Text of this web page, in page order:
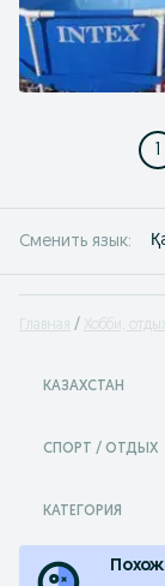
1
Сменить язык:
Главная Хобби,
КАЗАХСТАН
СПОРТ / ОТДЫХ
КАТЕГОРИЯ